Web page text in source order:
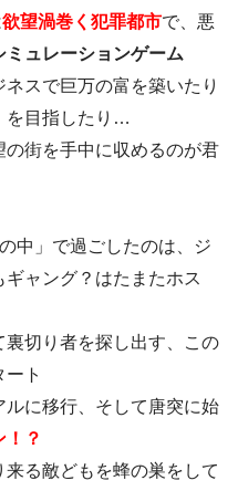
欲望渦巻く犯罪都市で、悪
ミュレーションゲーム
スで巨万の富を築いたり
を目指したり…
街を手中に収めるのが君
中」で過ごしたのは、ジ
ャング？はたまたホス
切り者を探し出す、この
ト
に移行、そして唐突に始
！？
来る敵どもを蜂の巣をして